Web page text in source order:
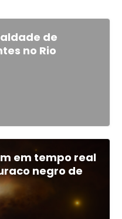
de
no Rio
em tempo real
negro de